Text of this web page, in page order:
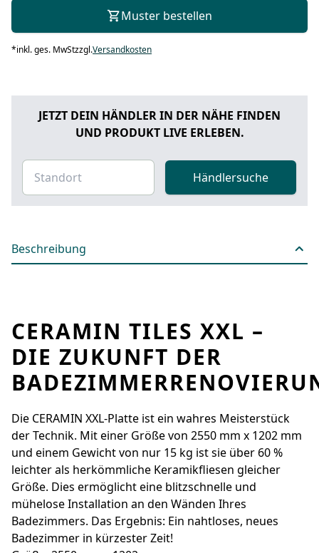
Muster bestellen
*inkl. ges. MwStzzgl.Versandkosten
JETZT DEIN HÄNDLER IN DER NÄHE FINDEN
UND PRODUKT LIVE ERLEBEN.
Händlersuche
Beschreibung
CERAMIN TILES XXL –
DIE ZUKUNFT DER
Die CERAMIN XXL-Platte ist ein wahres Meisterstück
der Technik. Mit einer Größe von 2550 mm x 1202 mm
und einem Gewicht von nur 15 kg ist sie über 60 %
leichter als herkömmliche Keramikfliesen gleicher
Größe. Dies ermöglicht eine blitzschnelle und
mühelose Installation an den Wänden Ihres
Badezimmers. Das Ergebnis: Ein nahtloses, neues
Badezimmer in kürzester Zeit!